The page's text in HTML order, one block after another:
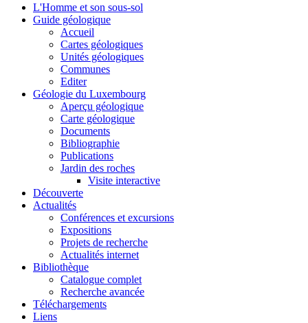
L'Homme et son sous-sol
Guide géologique
Accueil
Cartes géologiques
Unités géologiques
Communes
Editer
Géologie du Luxembourg
Aperçu géologique
Carte géologique
Documents
Bibliographie
Publications
Jardin des roches
Visite interactive
Découverte
Actualités
Conférences et excursions
Expositions
Projets de recherche
Actualités internet
Bibliothèque
Catalogue complet
Recherche avancée
Téléchargements
Liens